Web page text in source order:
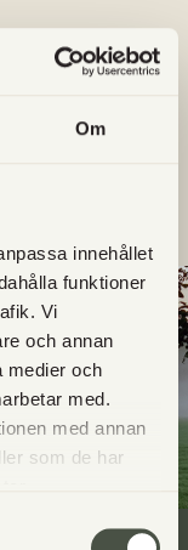
Om
innehållet
funktioner
Vi
och annan
medier och
med.
med annan
som de har